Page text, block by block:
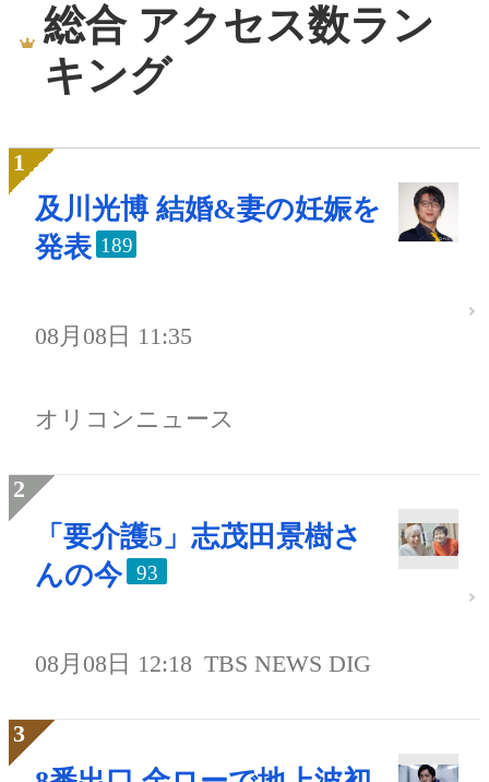
総合 アクセス数ラン
キング
及川光博 結婚&妻の妊娠を
発表 189
08月08日 11:35
オリコンニュース
「要介護5」志茂田景樹さ
んの今
93
08月08日 12:18 TBS NEWS DIG